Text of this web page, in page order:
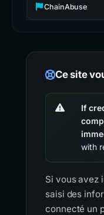
ChainAbuse
Ce site
If
with
Si vous avez
saisi des
connecté un